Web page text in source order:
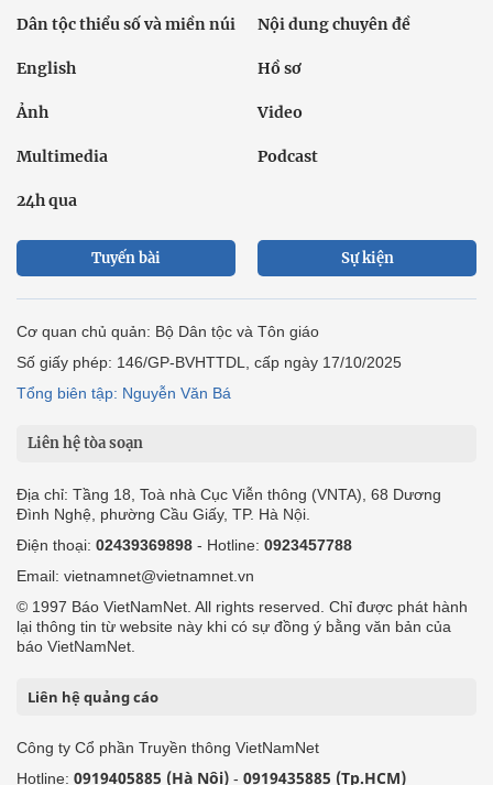
Dân tộc thiểu số và miền núi Nội dung chuyên đề
English Hồ sơ
Ảnh Video
Multimedia Podcast
24h qua
Tuyến bài Sự kiện
Cơ quan chủ quản: Bộ Dân tộc và Tôn giáo
Số giấy phép: 146/GP-BVHTTDL, cấp ngày 17/10/2025
Tổng biên tập: Nguyễn Văn Bá
Liên hệ tòa soạn
Địa chỉ: Tầng 18, Toà nhà Cục Viễn thông (VNTA), 68 Dương
Đình Nghệ, phường Cầu Giấy, TP. Hà Nội.
Điện thoại: 02439369898 - Hotline: 0923457788
Email: vietnamnet@vietnamnet.vn
© 1997 Báo VietNamNet. All rights reserved. Chỉ được phát hành
lại thông tin từ website này khi có sự đồng ý bằng văn bản của
báo VietNamNet.
Liên hệ quảng cáo
Công ty Cổ phần Truyền thông VietNamNet
Hotline: 0919405885 (Hà Nội) - 0919435885 (Tp.HCM)